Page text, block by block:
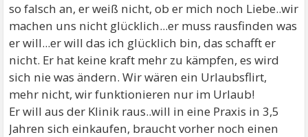
so falsch an, er weiß nicht, ob er mich noch Liebe..wir
machen uns nicht glücklich...er muss rausfinden was
er will...er will das ich glücklich bin, das schafft er
nicht. Er hat keine kraft mehr zu kämpfen, es wird
sich nie was ändern. Wir wären ein Urlaubsflirt,
mehr nicht, wir funktionieren nur im Urlaub!
Er will aus der Klinik raus..will in eine Praxis in 3,5
Jahren sich einkaufen, braucht vorher noch einen